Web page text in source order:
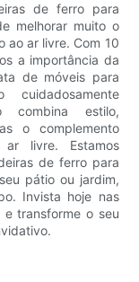
de ferro para
melhorar muito o
ao ar livre. Com 10
a importância da
de móveis para
cuidadosamente
combina estilo,
o complemento
livre. Estamos
de ferro para
pátio ou jardim,
Invista hoje nas
transforme o seu